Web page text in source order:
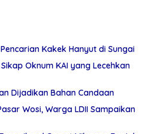
Kakek Hanyut di Sungai
Oknum KAI yang Lecehkan
Dijadikan Bahan Candaan
Wosi, Warga LDII Sampaikan